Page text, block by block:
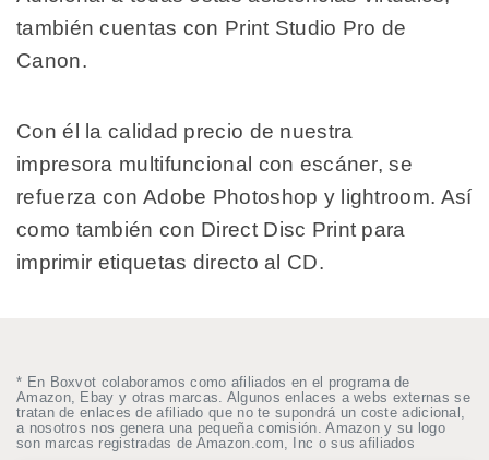
también cuentas con Print Studio Pro de
Canon.
Con él la calidad precio de nuestra
impresora multifuncional con escáner, se
refuerza con Adobe Photoshop y lightroom. Así
como también con Direct Disc Print para
imprimir etiquetas directo al CD.
* En Boxvot colaboramos como afiliados en el programa de
Amazon, Ebay y otras marcas. Algunos enlaces a webs externas se
tratan de enlaces de afiliado que no te supondrá un coste adicional,
a nosotros nos genera una pequeña comisión. Amazon y su logo
son marcas registradas de Amazon.com, Inc o sus afiliados